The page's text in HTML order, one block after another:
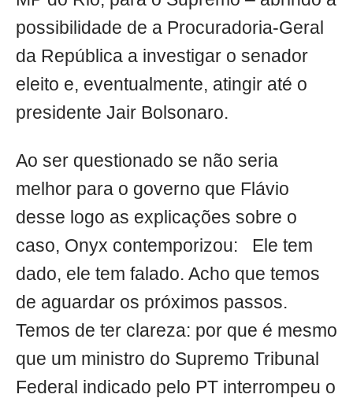
possibilidade de a Procuradoria-Geral
da República a investigar o senador
eleito e, eventualmente, atingir até o
presidente Jair Bolsonaro.
Ao ser questionado se não seria
melhor para o governo que Flávio
desse logo as explicações sobre o
caso, Onyx contemporizou: Ele tem
dado, ele tem falado. Acho que temos
de aguardar os próximos passos.
Temos de ter clareza: por que é mesmo
que um ministro do Supremo Tribunal
Federal indicado pelo PT interrompeu o